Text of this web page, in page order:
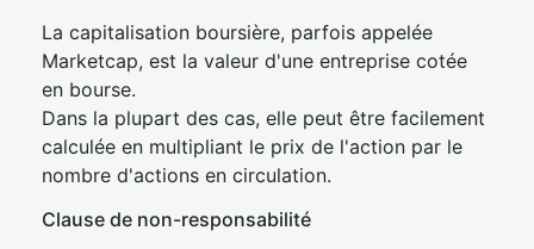
La capitalisation boursière, parfois appelée
Marketcap, est la valeur d'une entreprise cotée
en bourse.
Dans la plupart des cas, elle peut être facilement
calculée en multipliant le prix de l'action par le
nombre d'actions en circulation.
Clause de non-responsabilité